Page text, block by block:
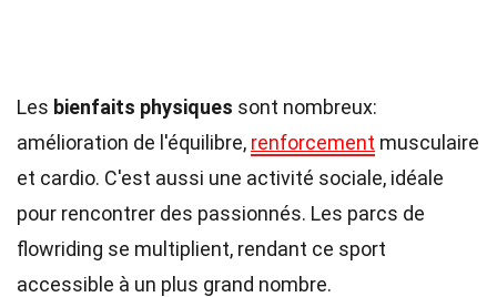
Les bienfaits physiques sont nombreux:
amélioration de l'équilibre, renforcement musculaire
et cardio. C'est aussi une activité sociale, idéale
pour rencontrer des passionnés. Les parcs de
flowriding se multiplient, rendant ce sport
accessible à un plus grand nombre.